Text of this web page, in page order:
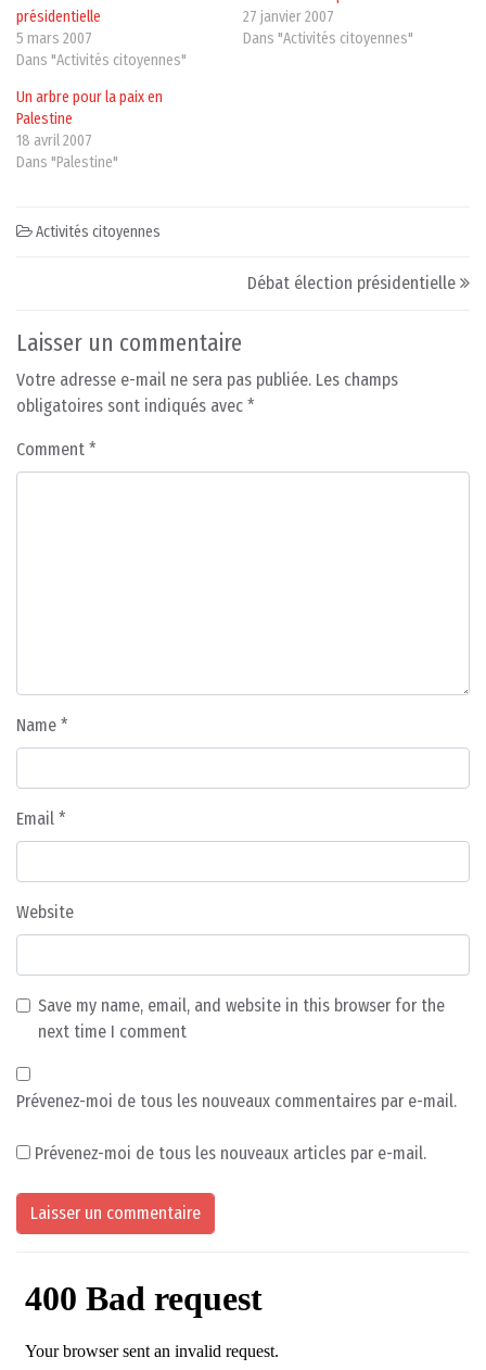
présidentielle
5 mars 2007
Dans "Activités citoyennes"
27 janvier 2007
Dans "Activités citoyennes"
Un arbre pour la paix en
Palestine
18 avril 2007
Dans "Palestine"
Activités citoyennes
Débat élection présidentielle
Laisser un commentaire
Votre adresse e-mail ne sera pas publiée. Les champs
obligatoires sont indiqués avec *
Comment *
Name *
Email *
Website
Save my name, email, and website in this browser for the
next time I comment
Prévenez-moi de tous les nouveaux commentaires par e-mail.
Prévenez-moi de tous les nouveaux articles par e-mail.